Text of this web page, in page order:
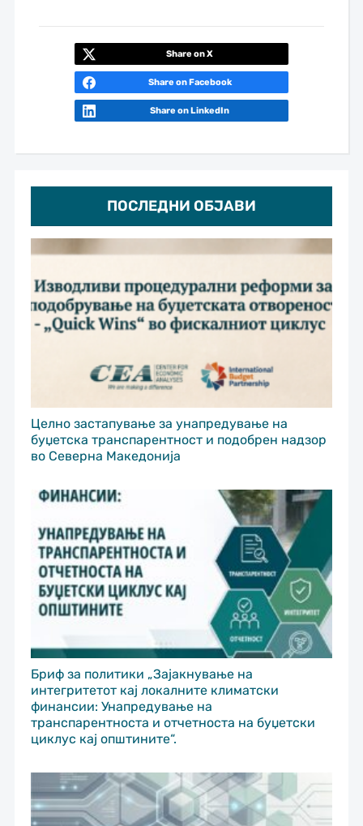
ПОСЛЕДНИ ОБЈАВИ
Целно застапување за унапредување на
буџетска транспарентност и подобрен надзор
во Северна Македонија
Бриф за политики „Зајакнување на
интегритетот кај локалните климатски
финансии: Унапредување на
транспарентноста и отчетноста на буџетски
циклус кај општините“.
Share on X
Share on Facebook
Share on LinkedIn